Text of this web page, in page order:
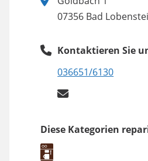
07356 Bad
Kontaktieren Sie
036651/6130
Diese Kategorien